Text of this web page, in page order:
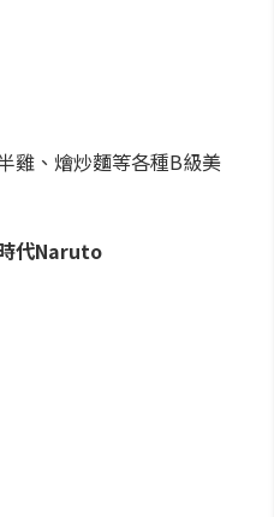
雞、燴炒麵等各種B級美
代Naruto